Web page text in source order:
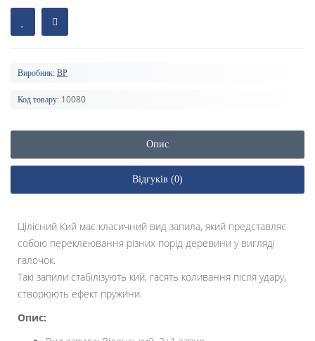
Виробник: BP
Код товару: 10080
Опис
Відгуків (0)
Цілісний Кий має класичний вид запила, який представляє
собою переклеювання різних порід деревини у вигляді
галочок.
Такі запили стабілізують кий, гасять коливання після удару,
створюють ефект пружини.
Опис: